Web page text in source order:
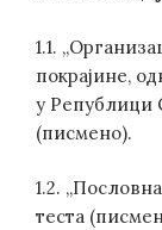
1.1.
покрајине,
у Републици
(писмено).
1.2.
теста